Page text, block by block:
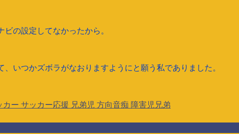
の設定してなかったから。
いつかズボラがなおりますようにと願う私でありました。
カー サッカー応援 兄弟児 方向音痴 障害児兄弟